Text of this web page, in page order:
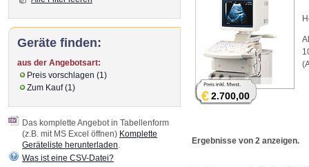
€2.700,00
Ergebnisse von 2 anzeigen.
Geräte finden:
aus der Angebotsart:
Preis vorschlagen (1)
Zum Kauf (1)
Das komplette Angebot in Tabellenform
(z.B. mit MS Excel öffnen) Komplette
Geräteliste herunterladen
Was ist eine CSV-Datei?